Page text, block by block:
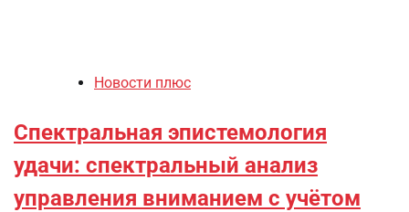
Новости плюс
Спектральная эпистемология
удачи: спектральный анализ
управления вниманием с учётом